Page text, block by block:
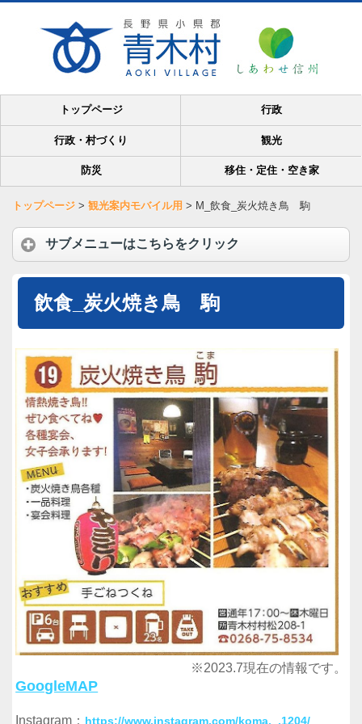
トップページ 行政
行政・村づくり 観光
防災 移住・定住・空き家
トップページ > 観光案内モバイル用 > M_飲食_炭火焼き鳥 駒
サブメニューはこちらをクリック
飲食_炭火焼き鳥 駒
※2023.7現在の情報です。
GoogleMAP
Instagram： https://www.instagram.com/koma._.1204/